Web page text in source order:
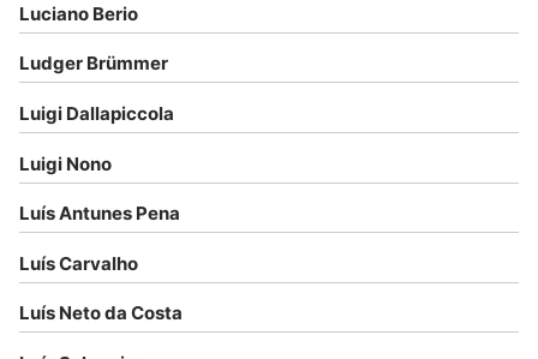
Luciano Berio
Ludger Brümmer
Luigi Dallapiccola
Luigi Nono
Luís Antunes Pena
Luís Carvalho
Luís Neto da Costa